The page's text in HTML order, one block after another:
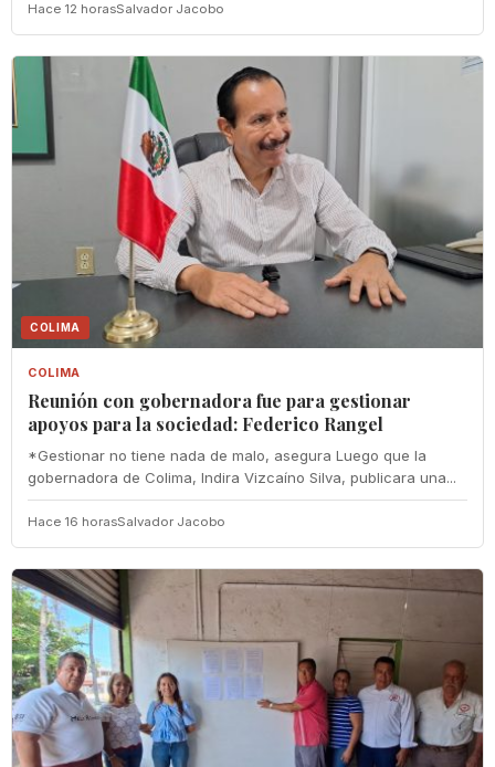
Hace 12 horasSalvador Jacobo
COLIMA
COLIMA
Reunión con gobernadora fue para gestionar
apoyos para la sociedad: Federico Rangel
*Gestionar no tiene nada de malo, asegura Luego que la
gobernadora de Colima, Indira Vizcaíno Silva, publicara una...
Hace 16 horasSalvador Jacobo